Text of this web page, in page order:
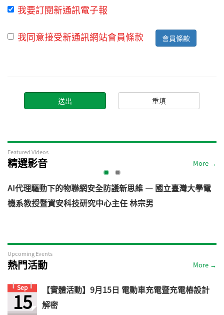
我要訂閱新通訊電子報
我同意接受新通訊網站會員條款
會員條款
Featured Videos
精選影音 More →
AI代理驅動下的物聯網安全防護新思維 — 國立臺灣大學電
機系教授暨資安科技研究中心主任 林宗男
Upcoming Events
熱門活動 More →
Sep
15
【實體活動】9月15日 電動車充電暨充電樁設計
解密